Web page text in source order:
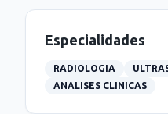
Especialidades
RADIOLOGIA
ANALISES CLINICAS